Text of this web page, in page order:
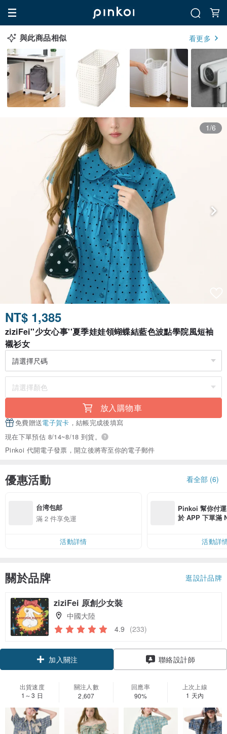
與此商品相似 看更多
1/6
NT$ 1,385
ziziFei''少女心事''夏季娃娃領蝴蝶結藍色波點學院風短袖
襯衫女
放入購物車
免費贈送電子賀卡 ，結帳完成後填寫
現在下單預估 8/14~8/18 到貨。
Pinkoi 代開電子發票，開立後將寄至你的電子郵件
優惠活動 看全部 (6)
台湾包邮
滿 2 件享免運
活動詳情
Pinkoi 幫你付
於 APP 下單滿
活動詳
關於品牌 逛設計品牌
ziziFei 原創少女裝
中國大陸
4.9 (233)
加入關注
聯絡設計師
出貨速度
1～3 日
關注人數
2,607
回應率
90%
上次上線
1 天內